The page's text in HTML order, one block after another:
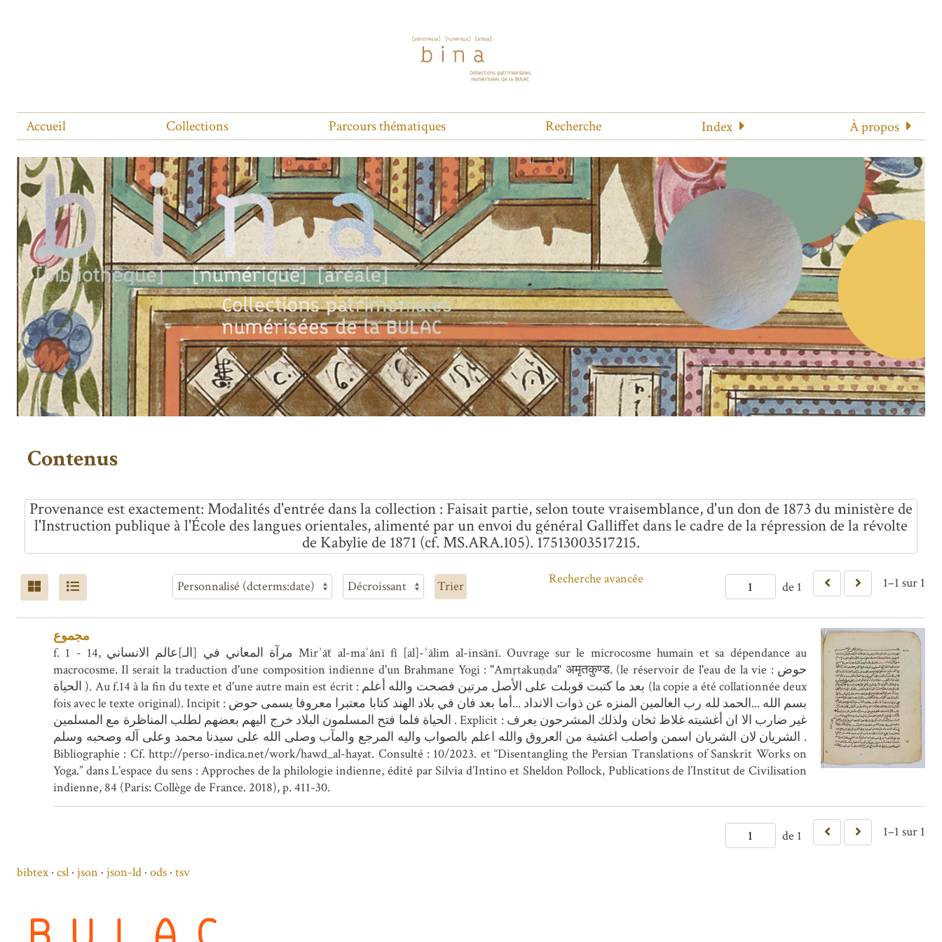
Accueil Collections Parcours thématiques Recherche Index À propos
Contenus
Provenance est exactement Modalités d'entrée dans la collection : Faisait partie, selon toute vraisemblance, d'un don de 1873 du ministère de
l'Instruction publique à l'École des langues orientales, alimenté par un envoi du général Galliffet dans le cadre de la répression de la révolte
de Kabylie de 1871 (cf. MS.ARA.105). 17513003517215.
de 1 1–1 sur 1
Recherche avancée
Trier
مجموع
f. 1 - 14, مرآة المعاني في [الـ]عالم الانساني Mirʾāẗ al-maʿānī fī [al]-ʿālim al-insānī. Ouvrage sur le microcosme humain et sa dépendance au
macrocosme. Il serait la traduction d'une composition indienne d'un Brahmane Yogi : "Amṛtakuṇda" अमृतकुण्ड. (le réservoir de l'eau de la vie : حوض
الحياة ). Au f.14 à la fin du texte et d'une autre main est écrit : بعد ما كتبت قوبلت على الأصل مرتين فصحت والله أعلم (la copie a été collationnée deux
fois avec le texte original). Incipit : بسم الله ...الحمد لله رب العالمين المنزه عن ذوات الانداد ...أما بعد فان في بلاد الهند كتابا معتبرا معروفا يسمى حوض
الحياة فلما فتح المسلمون البلاد خرج اليهم بعضهم لطلب المناظرة مع المسلمين . Explicit : غير ضارب الا ان أغشيته غلاظ ثخان ولذلك المشرحون يعرف
الشريان لان الشريان اسمن واصلب اغشية من العروق والله اعلم بالصواب واليه المرجع والمآب وصلى الله على سيدنا محمد وعلى آله وصحبه وسلم .
Bibliographie : Cf. http://perso-indica.net/work/hawd_al-hayat. Consulté : 10/2023. et “Disentangling the Persian Translations of Sanskrit Works on
Yoga.” dans L’espace du sens : Approches de la philologie indienne, édité par Silvia d’Intino et Sheldon Pollock, Publications de l’Institut de Civilisation
indienne, 84 (Paris: Collège de France. 2018), p. 411-30.
de 1 1–1 sur 1
bibtex csl json json-ld ods tsv